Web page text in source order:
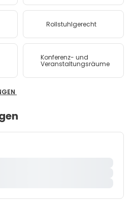
Rollstuhlgerecht
Konferenz- und
Veranstaltungsräume